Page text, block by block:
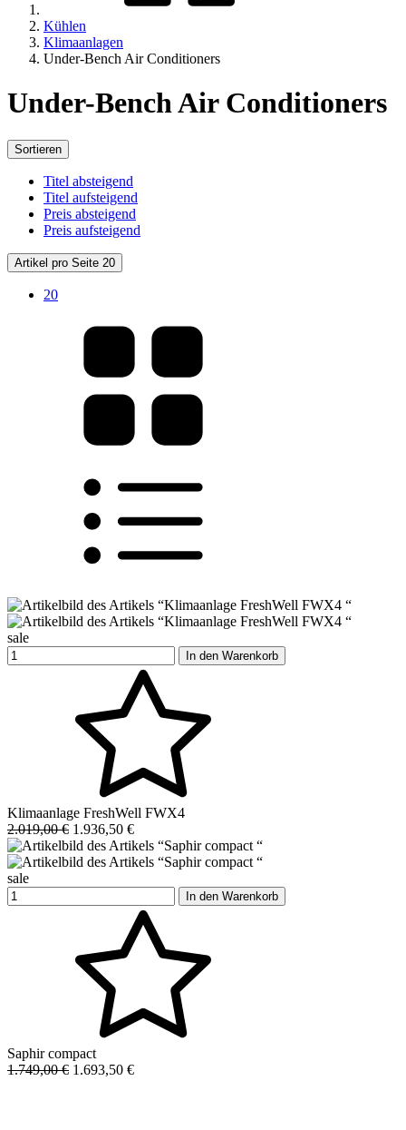
Kühlen
Klimaanlagen
Under-Bench Air Conditioners
Under-Bench Air Conditioners
Sortieren
Titel absteigend
Titel aufsteigend
Preis absteigend
Preis aufsteigend
Artikel pro Seite 20
20
sale
In den Warenkorb
Klimaanlage FreshWell FWX4
2.019,00 € 1.936,50 €
sale
In den Warenkorb
Saphir compact
1.749,00 € 1.693,50 €